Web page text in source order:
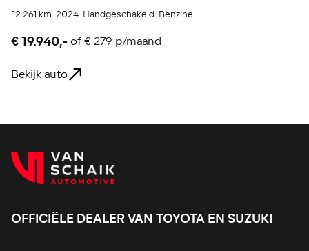
12.261 km 2024 Handgeschakeld Benzine
€ 19.940,- of€ 279 p/maand
Bekijk auto
OFFICIËLE DEALER VAN TOYOTA EN SUZUKI